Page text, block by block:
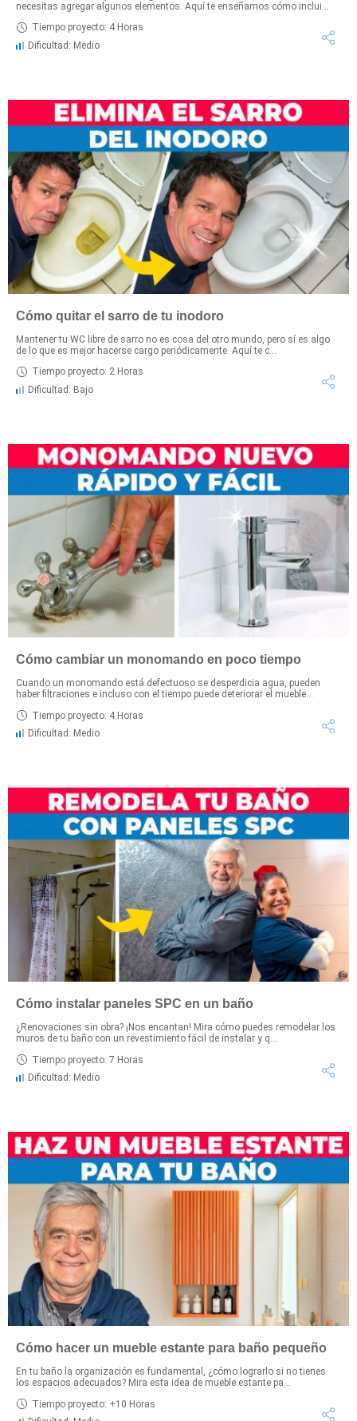
necesitas agregar algunos elementos. Aquí te enseñamos cómo inclui...
Tiempo proyecto: 4 Horas
Dificultad: Medio
Cómo quitar el sarro de tu inodoro
Mantener tu WC libre de sarro no es cosa del otro mundo, pero sí es algo
de lo que es mejor hacerse cargo periódicamente. Aquí te c...
Tiempo proyecto: 2 Horas
Dificultad: Bajo
Cómo cambiar un monomando en poco tiempo
Cuando un monomando está defectuoso se desperdicia agua, pueden
haber filtraciones e incluso con el tiempo puede deteriorar el mueble...
Tiempo proyecto: 4 Horas
Dificultad: Medio
Cómo instalar paneles SPC en un baño
¿Renovaciones sin obra? ¡Nos encantan! Mira cómo puedes remodelar los
muros de tu baño con un revestimiento fácil de instalar y q...
Tiempo proyecto: 7 Horas
Dificultad: Medio
Cómo hacer un mueble estante para baño pequeño
En tu baño la organización es fundamental, ¿cómo lograrlo si no tienes
los espacios adecuados? Mira esta idea de mueble estante pa...
Tiempo proyecto: +10 Horas